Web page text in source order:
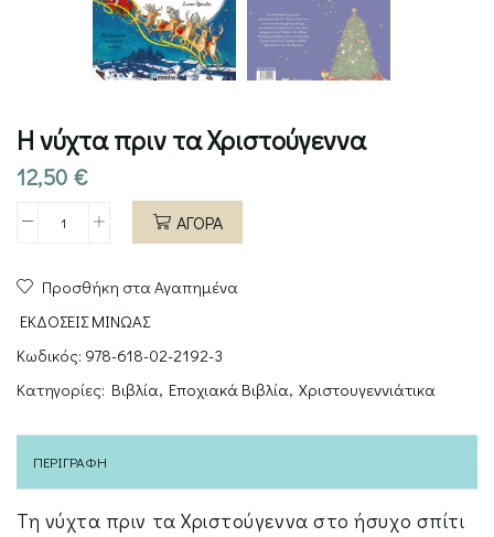
Η νύχτα πριν τα Χριστούγεννα
12,50 €
Η
πριν
τα
Χριστούγεννα
ποσότητα
ΑΓΟΡΑ
Προσθήκη στα Αγαπημένα
ΕΚΔΟΣΕΙΣ ΜΙΝΩΑΣ
Κωδικός: 978-618-02-2192-3
Κατηγορίες: Βιβλία, Εποχιακά Βιβλία, Χριστουγεννιάτικα
ΠΕΡΙΓΡΑΦΉ
Τη νύχτα πριν τα Χριστούγεννα στο ήσυχο σπίτι